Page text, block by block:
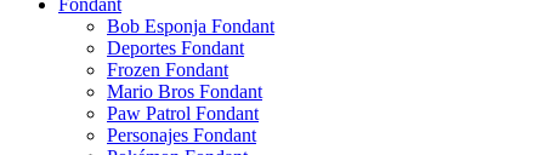
Fondant
Bob Esponja Fondant
Deportes Fondant
Frozen Fondant
Mario Bros Fondant
Paw Patrol Fondant
Personajes Fondant